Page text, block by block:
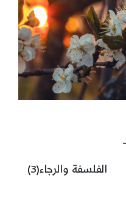
الفلسفة والرجاء(3)